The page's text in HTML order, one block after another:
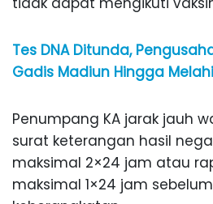
Tes DNA Ditunda,
Gadis Madiun Hingga
Penumpang KA jarak jauh
surat keterangan hasil
maksimal 2×24 jam atau
maksimal 1×24 jam